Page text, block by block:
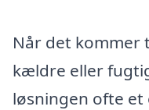
Når det kommer
kældre eller
løsningen ofte